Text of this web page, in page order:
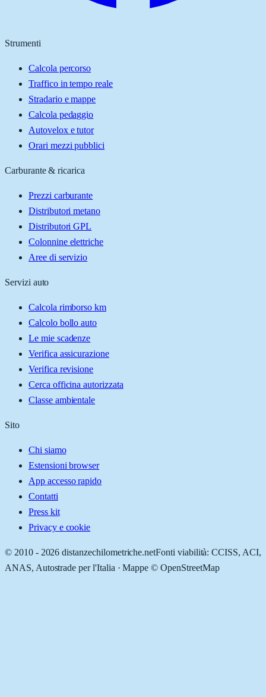
Strumenti
Calcola percorso
Traffico in tempo reale
Stradario e mappe
Calcola pedaggio
Autovelox e tutor
Orari mezzi pubblici
Carburante & ricarica
Prezzi carburante
Distributori metano
Distributori GPL
Colonnine elettriche
Aree di servizio
Servizi auto
Calcola rimborso km
Calcolo bollo auto
Le mie scadenze
Verifica assicurazione
Verifica revisione
Cerca officina autorizzata
Classe ambientale
Sito
Chi siamo
Estensioni browser
App accesso rapido
Contatti
Press kit
Privacy e cookie
© 2010 - 2026 distanzechilometriche.netFonti viabilità: CCISS, ACI,
ANAS, Autostrade per l'Italia · Mappe © OpenStreetMap